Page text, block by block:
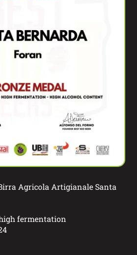
Agricola Artigianale Santa
fermentation